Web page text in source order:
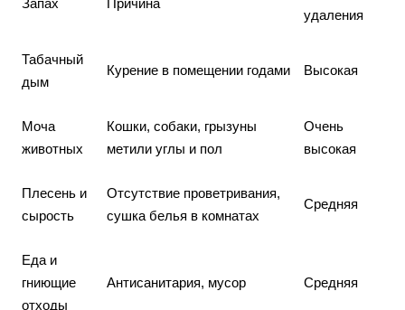
удаления
Табачный
дым
Курение в помещении годами Высокая
Моча
животных
Кошки, собаки, грызуны
метили углы и пол
Очень
высокая
Плесень и
сырость
Отсутствие проветривания,
сушка белья в комнатах
Средняя
Еда и
гниющие
отходы
Антисанитария, мусор Средняя